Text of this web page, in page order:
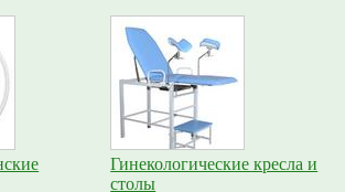
Гинекологические кресла и
столы